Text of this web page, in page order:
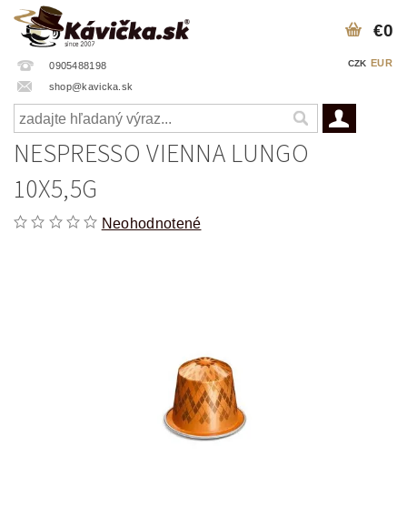
0905488198
shop@kavicka.sk
CZK EUR
€0
NESPRESSO VIENNA LUNGO
10X5,5G
Neohodnotené